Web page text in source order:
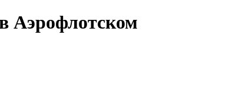
Аэрофлотском